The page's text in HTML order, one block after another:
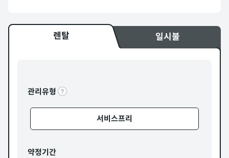
렌탈 일시불
관리유형
서비스프리
약정기간